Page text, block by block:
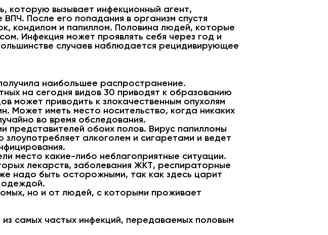
которую вызывает инфекционный агент,
После его попадания в организм спустя
кондилом и папиллом. Половина людей, которые
Инфекция может проявлять себя через год и
случаев наблюдается рецидивирующее
наибольшее распространение.
на сегодня видов 30 приводят к образованию
может приводить к злокачественным опухолям
Может иметь место носительство, когда никаких
во время обследования.
представителей обоих полов. Вирус папилломы
алкоголем и сигаретами и ведет
место какие-либо неблагоприятные ситуации.
лекарств, заболевания ЖКТ, респираторные
надо быть осторожными, так как здесь царит
одеждой.
но и от людей, с которыми проживает
самых частых инфекций, передаваемых половым